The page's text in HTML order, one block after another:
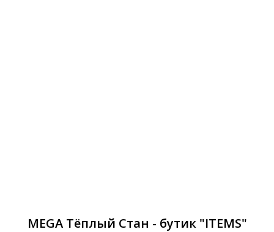
MEGA Тёплый Стан - бутик "ITEMS"